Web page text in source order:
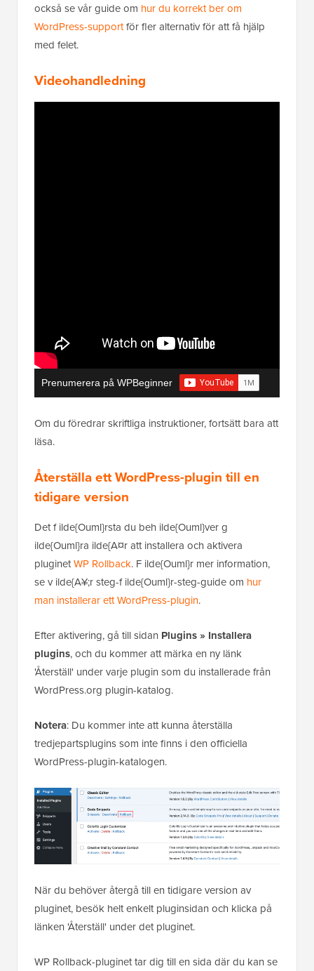
också se vår guide om hur du korrekt ber om
WordPress-supportför fler alternativ för att få hjälp
med felet.
Videohandledning
Prenumerera på WPBeginner
Om du föredrar skriftliga instruktioner, fortsätt bara att
läsa.
Återställa ett WordPress-plugin till en
tidigare version
Det f ilde{Ouml}rsta du beh ilde{Ouml}ver g
ilde{Ouml}ra ilde{A¤r att installera och aktivera
pluginetWP Rollback. F ilde{Ouml}r mer information,
se v ilde{A¥;r steg-f ilde{Ouml}r-steg-guide om hur
man installerar ett WordPress-plugin.
Efter aktivering, gå till sidan Plugins » Installera
plugins, och du kommer att märka en ny länk
'Återställ' under varje plugin som du installerade från
WordPress.org plugin-katalog.
Notera: Du kommer inte att kunna återställa
tredjepartsplugins som inte finns i den officiella
WordPress-plugin-katalogen.
När du behöver återgå till en tidigare version av
pluginet, besök helt enkelt pluginsidan och klicka på
länken 'Återställ' under det pluginet.
WP Rollback-pluginet tar dig till en sida där du kan se